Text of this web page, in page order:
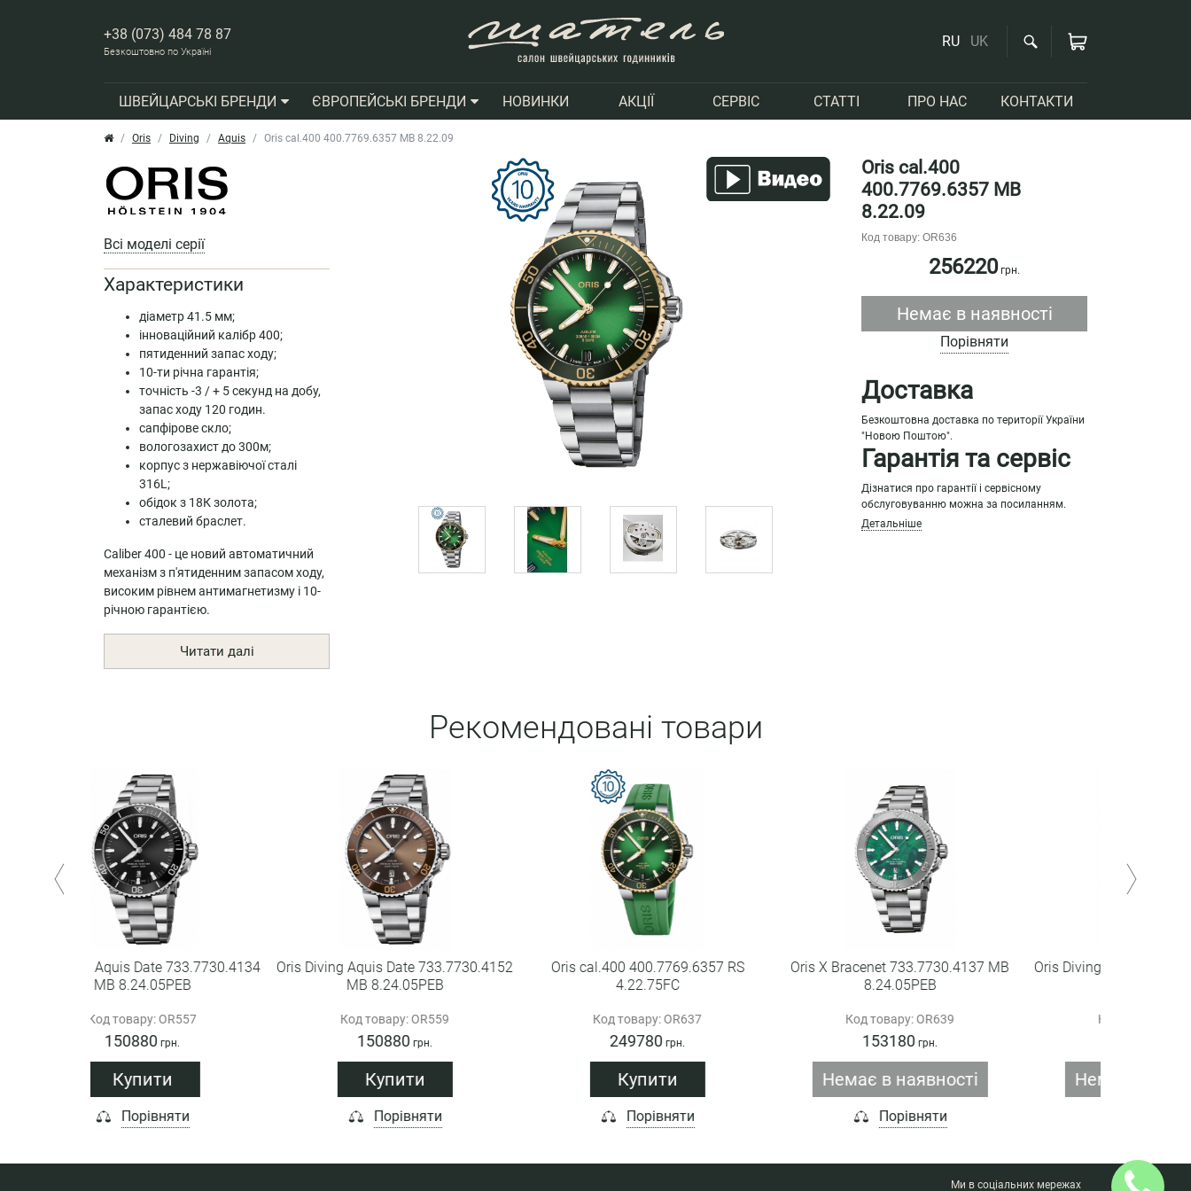
+38 (073) 484 78 87
Безкоштовно по Україні
RU UK
ШВЕЙЦАРСЬКІ БРЕНДИ ЄВРОПЕЙСЬКІ БРЕНДИ НОВИНКИ АКЦІЇ СЕРВІС СТАТТІ ПРО НАС КОНТАКТИ
Oris Diving Aquis Oris cal.400 400.7769.6357 MB 8.22.09
Всі моделі серії
Характеристики
діаметр 41.5 мм;
інноваційний калібр 400;
пятиденний запас ходу;
10-ти річна гарантія;
точність -3 / + 5 секунд на добу,
запас ходу 120 годин.
сапфірове скло;
вологозахист до 300м;
корпус з нержавіючої сталі
316L;
обідок з 18К золота;
сталевий браслет.
Caliber 400 - це новий автоматичний
механізм з п'ятиденним запасом ходу,
високим рівнем антимагнетизму і 10-
річною гарантією.
Читати далі
Oris cal.400
400.7769.6357 MB
8.22.09
Код товару: OR636
256220грн.
Немає в наявності
Порівняти
Доставка
Безкоштовна доставка по території України
"Новою Поштою".
Гарантія та сервіс
Дізнатися про гарантії і сервісному
обслуговуванню можна за посиланням.
Детальніше
Рекомендовані товари
Oris Diving Aquis Date 733.7730.4152
MB 8.24.05PEB
Код товару: OR559
Oris cal.400 400.7769.6357 RS
4.22.75FC
Код товару: OR637
Oris X Bracenet 733.7730.4137 MB
Код товару: OR639
Немає в наявності
Oris Diving Aquis Date 733.7730.4135
MB 8.24.05PEB
Код товару: OR535
Немає в наявності
Ми в соціальних мережах